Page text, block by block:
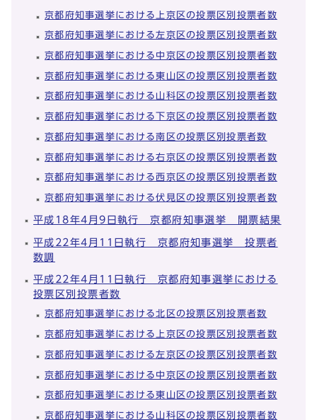
京都府知事選挙における上京区の投票区別投票者数
京都府知事選挙における左京区の投票区別投票者数
京都府知事選挙における中京区の投票区別投票者数
京都府知事選挙における東山区の投票区別投票者数
京都府知事選挙における山科区の投票区別投票者数
京都府知事選挙における下京区の投票区別投票者数
京都府知事選挙における南区の投票区別投票者数
京都府知事選挙における右京区の投票区別投票者数
京都府知事選挙における西京区の投票区別投票者数
京都府知事選挙における伏見区の投票区別投票者数
平成18年4月9日執行 京都府知事選挙 開票結果
平成22年4月11日執行 京都府知事選挙 投票者
数調
平成22年4月11日執行 京都府知事選挙における
投票区別投票者数
京都府知事選挙における北区の投票区別投票者数
京都府知事選挙における上京区の投票区別投票者数
京都府知事選挙における左京区の投票区別投票者数
京都府知事選挙における中京区の投票区別投票者数
京都府知事選挙における東山区の投票区別投票者数
京都府知事選挙における山科区の投票区別投票者数